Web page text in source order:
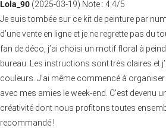
Lola_90 (2025-03-19) Note : 4.4/5
Je suis tombée sur ce kit de peinture par
d’une vente en ligne et je ne regrette pas du
fan de déco, j’ai choisi un motif floral à
bureau. Les instructions sont très claires et
couleurs. J’ai même commencé à
avec mes amies le week-end. C’est devenu
créativité dont nous profitons toutes
recommandé !